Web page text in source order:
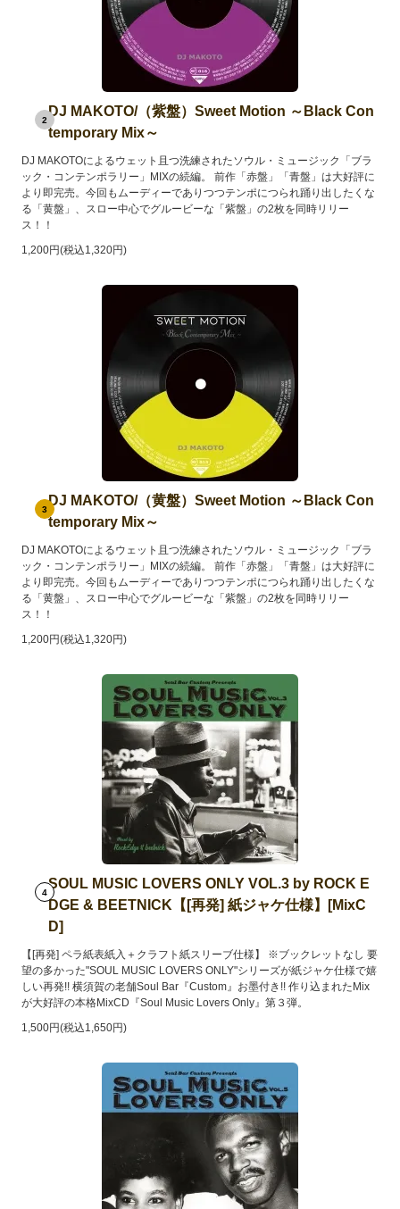
2
DJ MAKOTO/（紫盤）Sweet Motion ～Black Con
temporary Mix～
DJ MAKOTOによるウェット且つ洗練されたソウル・ミュージック「ブラ
ック・コンテンポラリー」MIXの続編。 前作「赤盤」「青盤」は大好評に
より即完売。今回もムーディーでありつつテンポにつられ踊り出したくな
る「黄盤」、スロー中心でグルービーな「紫盤」の2枚を同時リリー
ス！！
1,200円(税込1,320円)
3
DJ MAKOTO/（黄盤）Sweet Motion ～Black Con
temporary Mix～
DJ MAKOTOによるウェット且つ洗練されたソウル・ミュージック「ブラ
ック・コンテンポラリー」MIXの続編。 前作「赤盤」「青盤」は大好評に
より即完売。今回もムーディーでありつつテンポにつられ踊り出したくな
る「黄盤」、スロー中心でグルービーな「紫盤」の2枚を同時リリー
ス！！
1,200円(税込1,320円)
4
SOUL MUSIC LOVERS ONLY VOL.3 by ROCK E
DGE & BEETNICK【[再発] 紙ジャケ仕様】[MixC
D]
【[再発] ペラ紙表紙入＋クラフト紙スリーブ仕様】 ※ブックレットなし 要
望の多かった"SOUL MUSIC LOVERS ONLY"シリーズが紙ジャケ仕様で嬉
しい再発!! 横須賀の老舗Soul Bar『Custom』お墨付き!! 作り込まれたMix
が大好評の本格MixCD『Soul Music Lovers Only』第３弾。
1,500円(税込1,650円)